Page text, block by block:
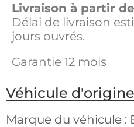
Livraison à partir
Délai de livraison
jours ouvrés.
Garantie 12 mois
Véhicule d'origine
Marque du véhicule :